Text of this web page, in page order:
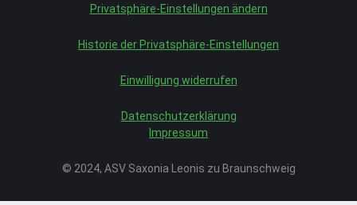
Privatsphäre-Einstellungen ändern
Historie der Privatsphäre-Einstellungen
Einwilligung widerrufen
Datenschutzerklärung
Impressum
© 2024, ASV Saxonia Leonis zu Braunschweig